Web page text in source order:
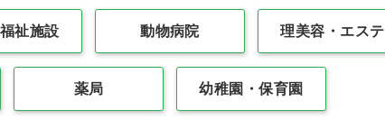
レビュー
だありません
祉施設 動物病院 理美容・エステ
薬局 幼稚園・保育園